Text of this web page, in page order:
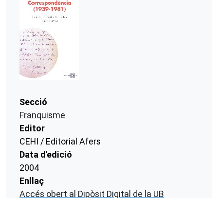
Secció
Franquisme
Editor
CEHI / Editorial Afers
Data d'edició
2004
Enllaç
Accés obert al Dipòsit Digital de la UB